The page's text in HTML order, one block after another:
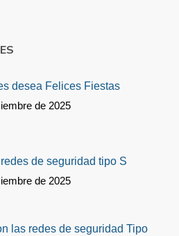
desea Felices Fiestas
de 2025
de seguridad tipo S
de 2025
las redes de seguridad Tipo